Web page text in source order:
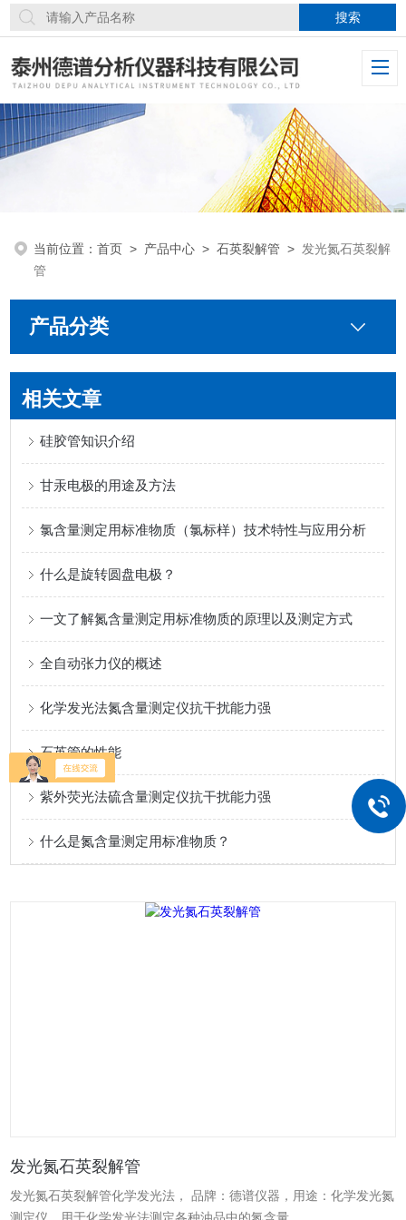
当前位置：首页 > 产品中心 >石英裂解管 > 发光氮石英裂解
管
产品分类
相关文章
硅胶管知识介绍
甘汞电极的用途及方法
氯含量测定用标准物质（氯标样）技术特性与应用分析
什么是旋转圆盘电极？
一文了解氮含量测定用标准物质的原理以及测定方式
全自动张力仪的概述
化学发光法氮含量测定仪抗干扰能力强
石英管的性能
紫外荧光法硫含量测定仪抗干扰能力强
什么是氮含量测定用标准物质？
发光氮石英裂解管
发光氮石英裂解管化学发光法， 品牌：德谱仪器，用途：化学发光氮